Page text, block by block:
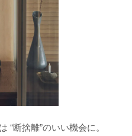
“断捨離”のいい機会に。